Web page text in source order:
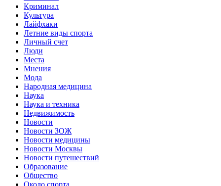
Криминал
Культура
Лайфхаки
Летние виды спорта
Личный счет
Люди
Места
Мнения
Мода
Народная медицина
Наука
Наука и техника
Недвижимость
Новости
Новости ЗОЖ
Новости медицины
Новости Москвы
Новости путешествий
Образование
Общество
Около спорта